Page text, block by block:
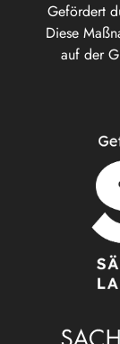
Gefördert
Diese
auf der